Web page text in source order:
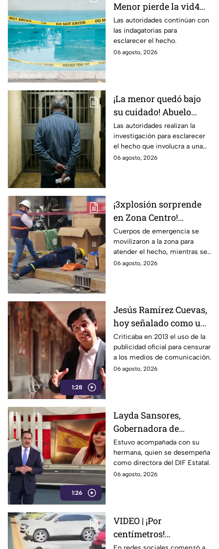
Menor pierde la vid4
en plena reunión
familiar; fue localizado
en la alberca
Las autoridades continúan con
las indagatorias para
esclarecer el hecho.
06 agosto, 2026
¡La menor quedó bajo
su cuidado! Abuelo
termina en prisión
preventiva; ¿qué
sucedió?
Las autoridades realizan la
investigación para esclarecer
el hecho que involucra a una
menor de edad.
06 agosto, 2026
¡3xplosión sorprende
en Zona Centro!
Provoca el cierre
parcial de estas calles
de León
Cuerpos de emergencia se
movilizaron a la zona para
atender el hecho, mientras se
cerró la vialidad para evitar
06 agosto, 2026
1:28
Jesús Ramírez Cuevas,
hoy señalado como una
figura clave en la
estrategia de censura
del gobierno
Criticaba en 2013 el uso de la
publicidad oficial para censurar
a los medios de comunicación.
06 agosto, 2026
1:26
Layda Sansores,
Gobernadora de
Campeche, fue captada
viajando en primera
clase rumbo a Madrid
Estuvo acompañada con su
hermana, quien se desempeña
como directora del DIF Estatal.
06 agosto, 2026
VIDEO | ¡Por
centímetros!